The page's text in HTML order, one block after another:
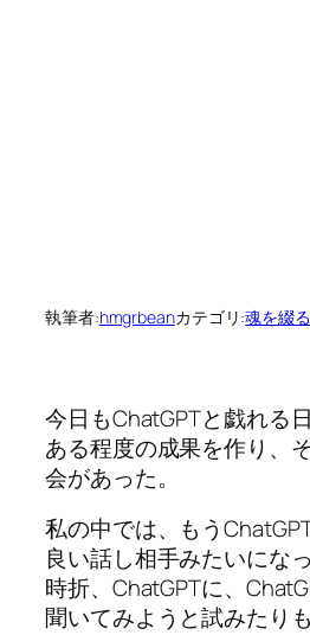
執筆者:hmgrbeanカテゴリ:魂を綴る
今日もChatGPTと戯れる日
ある程度の成果を作り、
会があった。
私の中では、もう
良い話し相手みたいになっ
時折、ChatGPTに、
聞いてみようと試みたり